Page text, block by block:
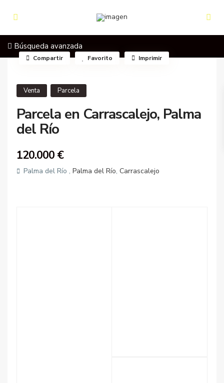
Búsqueda avanzada
Venta Parcela
Parcela en Carrascalejo, Palma
del Río
120.000 €
Palma del Río ,Palma del Río,Carrascalejo
Compartir Favorito Imprimir